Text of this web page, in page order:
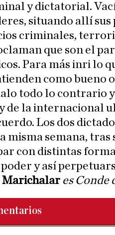
y dictatorial.
situando allí sus
criminales,
que son el
Para más inri lo
como bueno
todo lo contrario
de la internacional
Los dos
misma semana,
con distintas
y así
Marichalar es Conde